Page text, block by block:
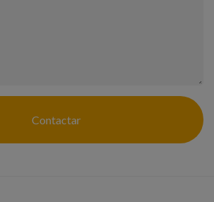
Contactar